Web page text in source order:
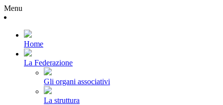
Menu
Home
La Federazione
Gli organi associativi
La struttura